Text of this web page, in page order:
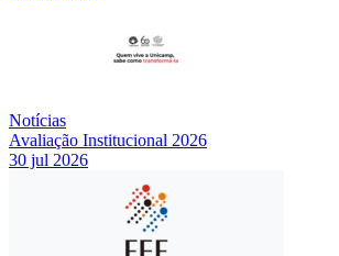
Notícias
Avaliação Institucional 2026
30 jul 2026